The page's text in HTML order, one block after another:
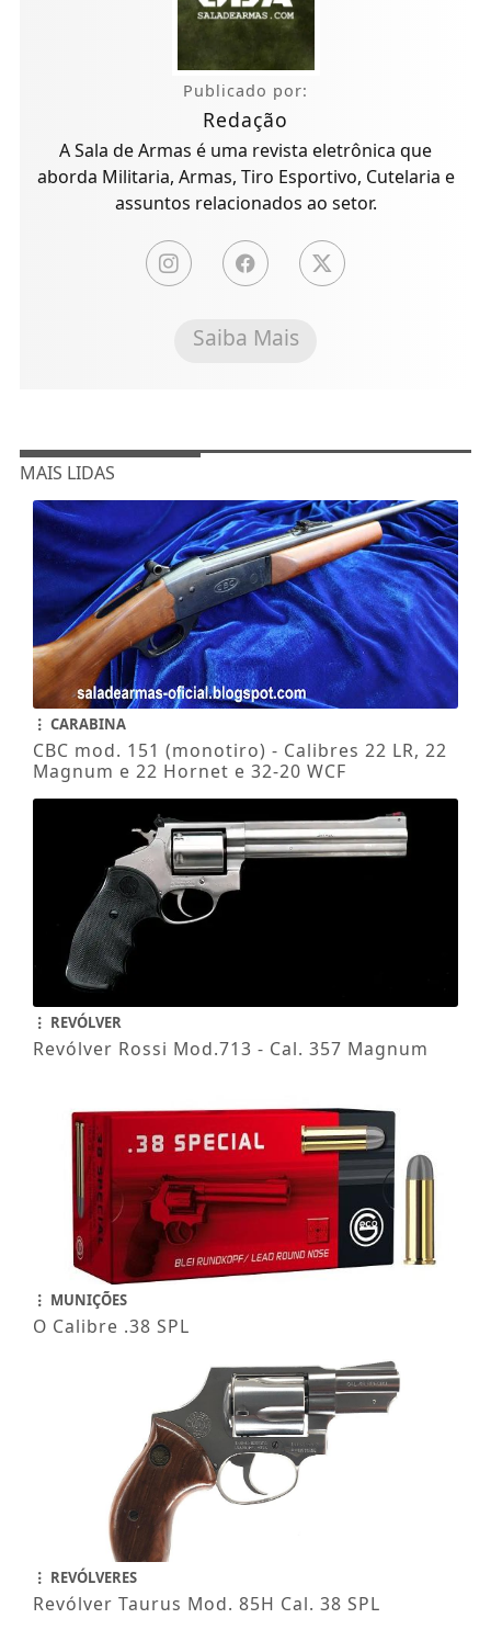
Publicado por:
Redação
A Sala de Armas é uma revista eletrônica que
aborda Militaria, Armas, Tiro Esportivo, Cutelaria e
assuntos relacionados ao setor.
Saiba Mais
MAIS LIDAS
CARABINA
CBC mod. 151 (monotiro) - Calibres 22 LR, 22
Magnum e 22 Hornet e 32-20 WCF
REVÓLVER
Revólver Rossi Mod.713 - Cal. 357 Magnum
MUNIÇÕES
O Calibre .38 SPL
REVÓLVERES
Revólver Taurus Mod. 85H Cal. 38 SPL